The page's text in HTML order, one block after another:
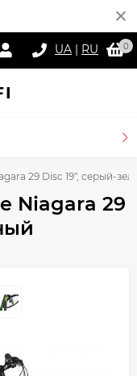
UA | RU 0
29 Disc 19", серый-
Niagara 29